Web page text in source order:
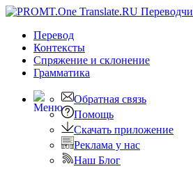
Перевод
Контексты
Спряжение и склонение
Грамматика
Обратная связь
Помощь
Скачать приложение
Реклама у нас
Наш Блог